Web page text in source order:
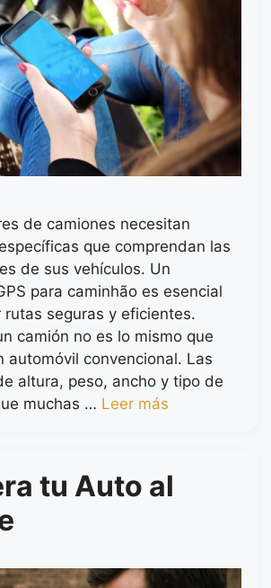
de camiones necesitan
que comprendan las
de sus vehículos. Un
para caminhão es esencial
rutas seguras y eficientes.
camión no es lo mismo que
automóvil convencional. Las
altura, peso, ancho y tipo de
muchas … Leer más
tu Auto al